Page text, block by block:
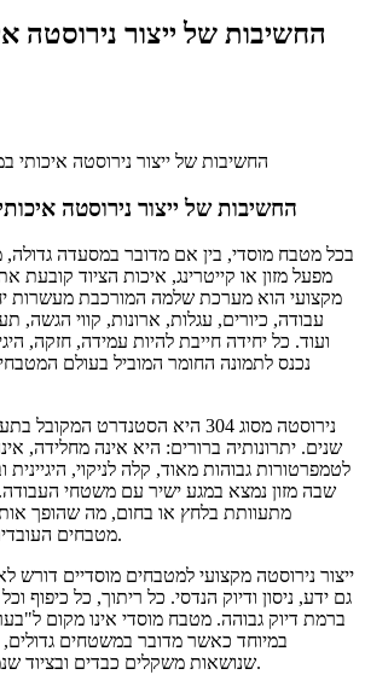
החשיבות של ייצור נירוסטה
החשיבות של ייצור נירוסטה איכותי
החשיבות של ייצור נירוסטה
בכל מטבח מוסדי, בין אם מדובר במסעדה גדולה,
מפעל מזון או קייטרינג, איכות הציוד קובעת
מקצועי הוא מערכת שלמה המורכבת מעשרות
עבודה, כיורים, עגלות, ארונות, קווי הגשה,
ועוד. כל יחידה חייבת להיות עמידה, חזקה,
נכנס לתמונה החומר המוביל בעולם
נירוסטה מסוג 304 היא הסטנדרט
שנים. יתרונותיה ברורים: היא אינה מחלידה,
לטמפרטורות גבוהות מאוד, קלה לניקוי,
שבה מזון נמצא במגע ישיר עם משטחי
מתעוותת בלחץ או בחום, מה שהופך
מטבחים העובדים בקצב גבוה לאורך זמן.
ייצור נירוסטה מקצועי למטבחים מוסדיים דורש
גם ידע, ניסון ודיוק הנדסי. כל ריתוך, כל כיפוף
ברמת דיוק גבוהה. מטבח מוסדי אינו מקום
במיוחד כאשר מדובר במשטחים גדולים,
שנושאות משקלים כבדים ובציוד שנמצא תחת עומס מתמיד.